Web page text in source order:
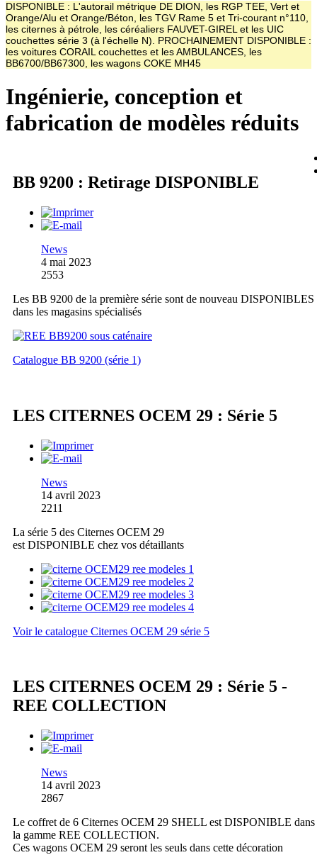
DISPONIBLE : L'autorail métrique DE DION, les RGP TEE, Vert et
Orange/Alu et Orange/Béton, les TGV Rame 5 et Tri-courant n°110,
les citernes à pétrole, les céréaliers FAUVET-GIREL et les UIC
couchettes série 3 (à l'échelle N). PROCHAINEMENT DISPONIBLE :
les voitures CORAIL couchettes et les AMBULANCES, les
BB6700/BB67300, les wagons COKE MH45
Ingénierie, conception et
fabrication de modèles réduits
BB 9200 : Retirage DISPONIBLE
News
4 mai 2023
2553
Les BB 9200 de la première série sont de nouveau DISPONIBLES
dans les magasins spécialisés
Catalogue BB 9200 (série 1)
LES CITERNES OCEM 29 : Série 5
News
14 avril 2023
2211
La série 5 des Citernes OCEM 29
est DISPONIBLE chez vos détaillants
Voir le catalogue Citernes OCEM 29 série 5
LES CITERNES OCEM 29 : Série 5 -
REE COLLECTION
News
14 avril 2023
2867
Le coffret de 6 Citernes OCEM 29 SHELL est DISPONIBLE dans
la gamme REE COLLECTION.
Ces wagons OCEM 29 seront les seuls dans cette décoration